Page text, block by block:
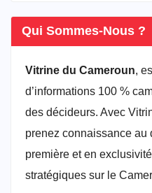
Qui Sommes-Nous ?
Vitrine du Cameroun,
d’informations 100 %
des décideurs. Avec
prenez connaissance au
première et en
stratégiques sur le